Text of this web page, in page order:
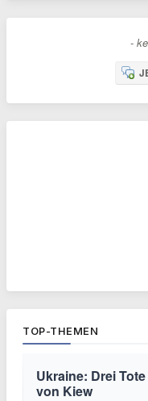
-
TOP-THEMEN
Ukraine: Drei
von Kiew